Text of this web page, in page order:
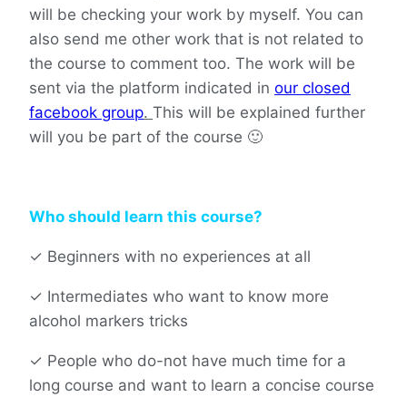
will be checking your work by myself. You can
also send me other work that is not related to
the course to comment too. The work will be
sent via the platform indicated in our closed
facebook group. This will be explained further
will you be part of the course 🙂
Who should learn this course?
✓ Beginners with no experiences at all
✓ Intermediates who want to know more
alcohol markers tricks
✓ People who do-not have much time for a
long course and want to learn a concise course